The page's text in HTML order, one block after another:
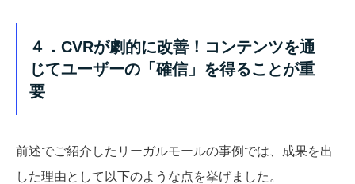
４．CVRが劇的に改善！コンテンツを通
じてユーザーの「確信」を得ることが重
要
前述でご紹介したリーガルモールの事例では、成果を出
した理由として以下のような点を挙げました。